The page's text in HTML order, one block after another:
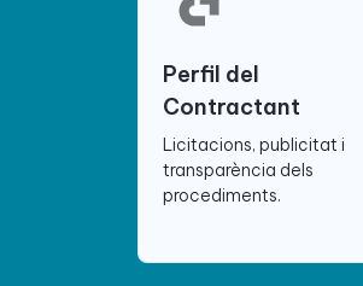
Perfil del
Contractant
Licitacions, publicitat i
transparència dels
procediments.